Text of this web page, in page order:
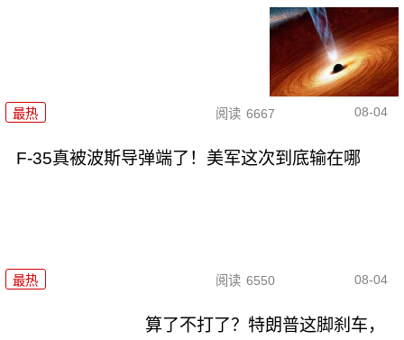
最热 阅读 6667 08-04
F-35真被波斯导弹端了！美军这次到底输在哪
最热 阅读 6550 08-04
算了不打了？特朗普这脚刹车，